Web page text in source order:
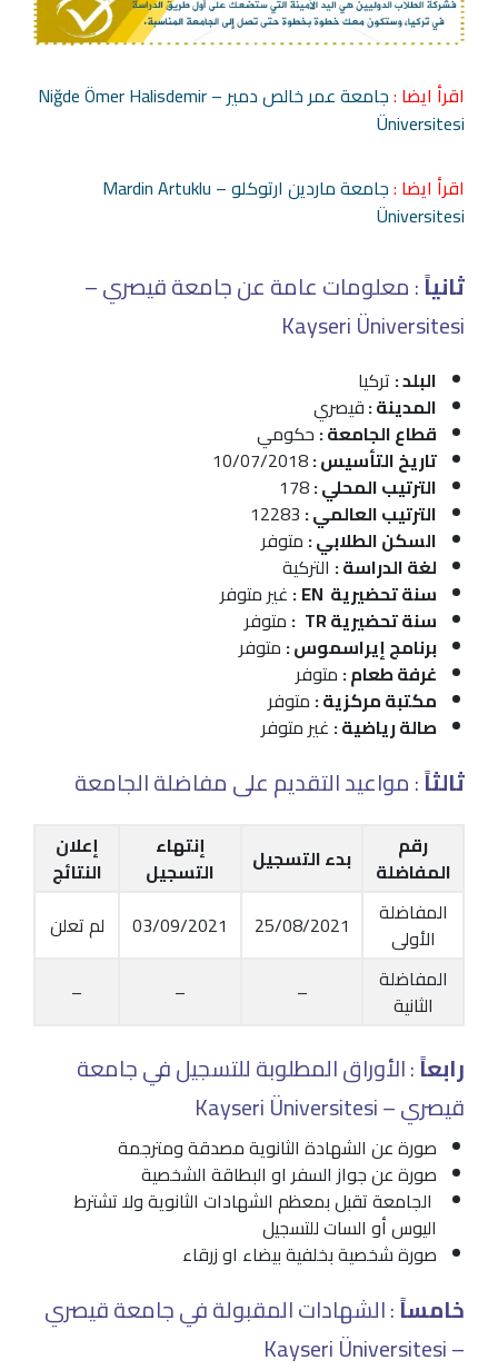
اقرأ ايضا :
جامعة عمر خالص دمير – Niğde Ömer Halisdemir
Üniversitesi
اقرأ ايضا :
جامعة ماردين ارتوكلو – Mardin Artuklu
Üniversitesi
ثانياً: معلومات عامة عن جامعة قيصري –
Kayseri Üniversitesi
البلد : تركيا
المدينة :قيصري
قطاع الجامعة : حكومي
تاريخ التأسيس :
الترتيب المحلي :
الترتيب العالمي :
السكن الطلابي : متوفر
لغة الدراسة : التركية
سنة تحضيرية EN
: غير متوفر
سنة تحضيرية TR
: متوفر
برنامج إيراسموس : متوفر
غرفة طعام : متوفر
مكتبة مركزية : متوفر
صالة رياضية : غير متوفر
ثالثاً: مواعيد التقديم على مفاضلة الجامعة
رقم
المفاضلة
بدء التسجيل
إنتهاء
التسجيل
إعلان
النتائج
المفاضلة
الأولى
25/08/2021
03/09/2021
لم تعلن
المفاضلة
الثانية
–
–
–
رابعاً: الأوراق المطلوبة للتسجيل في جامعة
قيصري – Kayseri Üniversitesi
صورة عن الشهادة الثانوية مصدقة ومترجمة
صورة عن جواز السفر او البطاقة الشخصية
الجامعة تقبل بمعظم الشهادات الثانوية ولا تشترط
اليوس أو السات للتسجيل
صورة شخصية بخلفية بيضاء او زرقاء
خامساً: الشهادات المقبولة في جامعة قيصري
– Kayseri Üniversitesi